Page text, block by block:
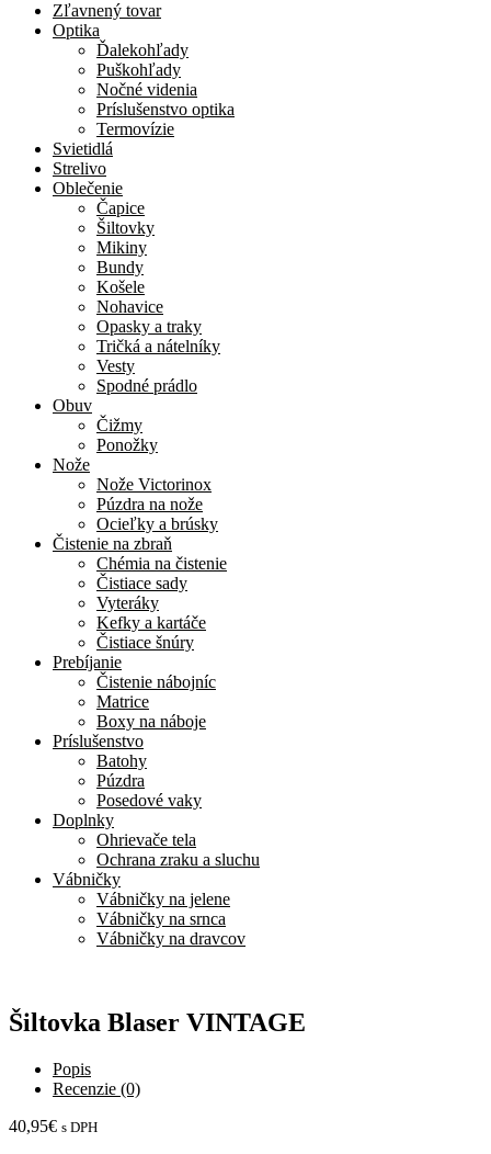
Zľavnený tovar
Optika
Ďalekohľady
Puškohľady
Nočné videnia
Príslušenstvo optika
Termovízie
Svietidlá
Strelivo
Oblečenie
Čapice
Šiltovky
Mikiny
Bundy
Košele
Nohavice
Opasky a traky
Tričká a nátelníky
Vesty
Spodné prádlo
Obuv
Čižmy
Ponožky
Nože
Nože Victorinox
Púzdra na nože
Ocieľky a brúsky
Čistenie na zbraň
Chémia na čistenie
Čistiace sady
Vyteráky
Kefky a kartáče
Čistiace šnúry
Prebíjanie
Čistenie nábojníc
Matrice
Boxy na náboje
Príslušenstvo
Batohy
Púzdra
Posedové vaky
Doplnky
Ohrievače tela
Ochrana zraku a sluchu
Vábničky
Vábničky na jelene
Vábničky na srnca
Vábničky na dravcov
Šiltovka Blaser VINTAGE
Popis
Recenzie (0)
40,95€ s DPH